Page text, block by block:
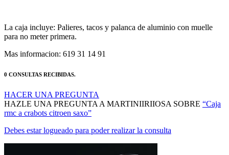
La caja incluye: Palieres, tacos y palanca de aluminio con muelle
para no meter primera.
Mas informacion: 619 31 14 91
0 CONSULTAS RECIBIDAS.
HACER UNA PREGUNTA
HAZLE UNA PREGUNTA A MARTINIIRIIOSA SOBRE “Caja
rmc a crabots citroen saxo”
Debes estar logueado para poder realizar la consulta